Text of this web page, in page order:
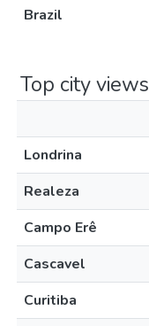
Brazil
Top city views
Londrina
Realeza
Campo Erê
Cascavel
Curitiba